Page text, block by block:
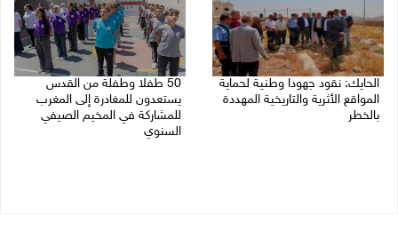
الحايك: نقود جهودا وطنية لحماية
المواقع الأثرية والتاريخية المهددة
بالخطر
50 طفلا وطفلة من القدس
يستعدون للمغادرة إلى المغرب
للمشاركة في المخيم الصيفي
السنوي